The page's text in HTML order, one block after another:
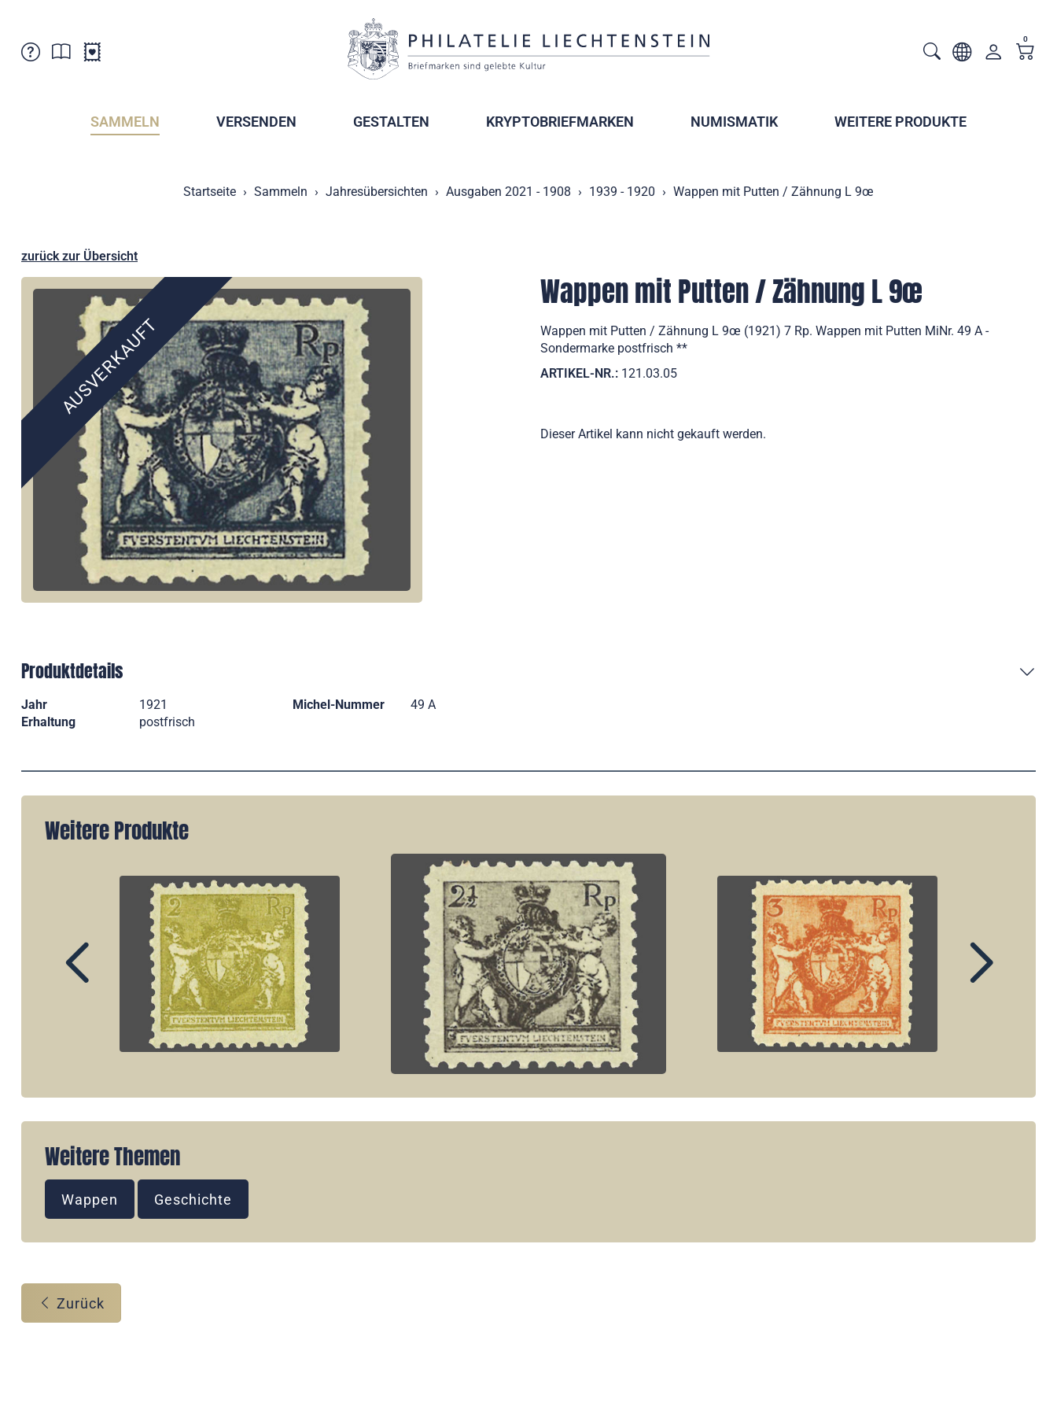
Verkaufsstellen
Postcrossing
Abonnemente
0
SAMMELN VERSENDEN GESTALTEN KRYPTOBRIEFMARKEN NUMISMATIK WEITERE PRODUKTE
Startseite Sammeln Jahresübersichten Ausgaben 2021 - 1908 1939 - 1920 Wappen mit Putten / Zähnung L 9œ
zurück zur Übersicht
AUSVERKAUFT
Wappen mit Putten / Zähnung L 9œ
Wappen mit Putten / Zähnung L 9œ (1921) 7 Rp. Wappen mit Putten MiNr. 49 A -
Sondermarke postfrisch **
ARTIKEL-NR.: 121.03.05
Dieser Artikel kann nicht gekauft werden.
Produktdetails
Jahr 1921 Michel-Nummer
49 A
Erhaltung
postfrisch
Weitere Produkte
Weitere Themen
Wappen Geschichte
Zurück